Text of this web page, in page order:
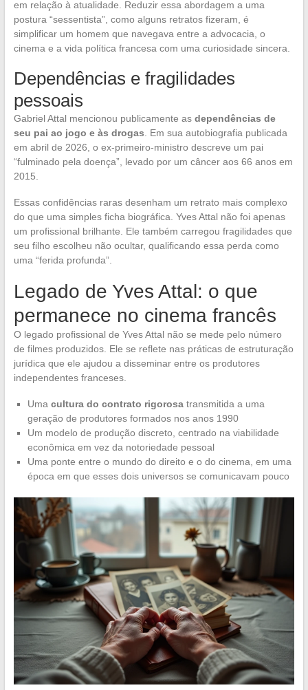
em relação à atualidade. Reduzir essa abordagem a uma
postura “sessentista”, como alguns retratos fizeram, é
simplificar um homem que navegava entre a advocacia, o
cinema e a vida política francesa com uma curiosidade sincera.
Dependências e fragilidades
pessoais
Gabriel Attal mencionou publicamente as dependências de
seu pai ao jogo e às drogas . Em sua autobiografia publicada
em abril de 2026, o ex-primeiro-ministro descreve um pai
“fulminado pela doença”, levado por um câncer aos 66 anos em
2015.
Essas confidências raras desenham um retrato mais complexo
do que uma simples ficha biográfica. Yves Attal não foi apenas
um profissional brilhante. Ele também carregou fragilidades que
seu filho escolheu não ocultar, qualificando essa perda como
uma “ferida profunda”.
Legado de Yves Attal: o que
permanece no cinema francês
O legado profissional de Yves Attal não se mede pelo número
de filmes produzidos. Ele se reflete nas práticas de estruturação
jurídica que ele ajudou a disseminar entre os produtores
independentes franceses.
Uma cultura do contrato rigorosatransmitida a uma
geração de produtores formados nos anos 1990
Um modelo de produção discreto, centrado na viabilidade
econômica em vez da notoriedade pessoal
Uma ponte entre o mundo do direito e o do cinema, em uma
época em que esses dois universos se comunicavam pouco